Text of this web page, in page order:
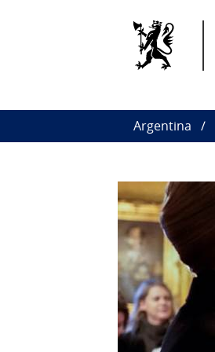
Argentina